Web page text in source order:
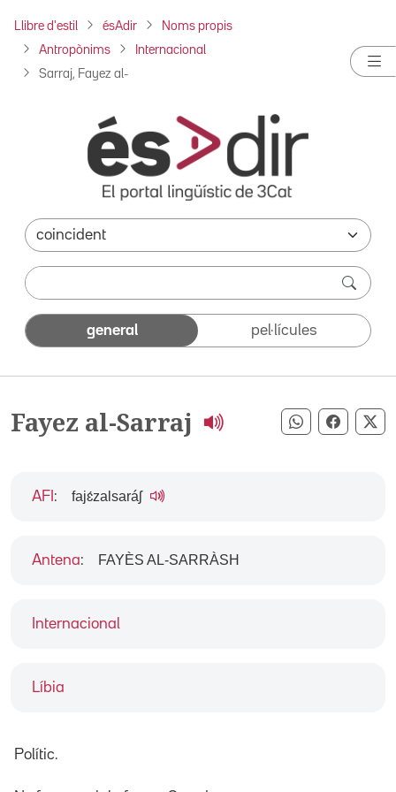
Llibre d'estil ésAdir Noms propis
Antropònims Internacional
Sarraj, Fayez al-
general pel·lícules
Fayez al-Sarraj Compartir
Internacional
Líbia
AFI : fajɛ́zalsaráʃ
Antena: FAYÈS AL-SARRÀSH
Polític.